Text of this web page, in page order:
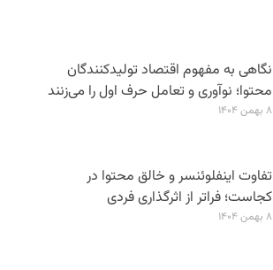
نگاهی به مفهوم اقتصاد تولیدکنندگان
محتوا؛ نوآوری و تعامل حرف اول را می‌زنند
۸ بهمن ۱۴۰۴
تفاوت اینفلوئنسر و خالق محتوا در
کجاست؛ فراتر از اثرگذاری فردی
۸ بهمن ۱۴۰۴